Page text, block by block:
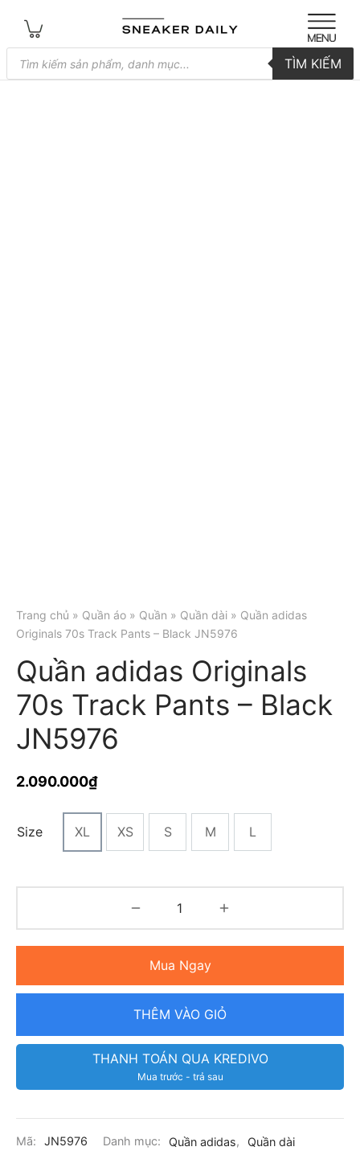
Tìm
kiếm
sản
TÌM KIẾM
Trang chủ » Quần áo » Quần » Quần dài » Quần adidas
Originals 70s Track Pants – Black JN5976
Quần adidas Originals
70s Track Pants – Black
JN5976
2.090.000₫
Size XL XS S M L
Mua Ngay
THÊM VÀO GIỎ
THANH TOÁN QUA KREDIVO
Mua trước - trả sau
Mã: JN5976 Danh mục: Quần adidas,
Quần dài